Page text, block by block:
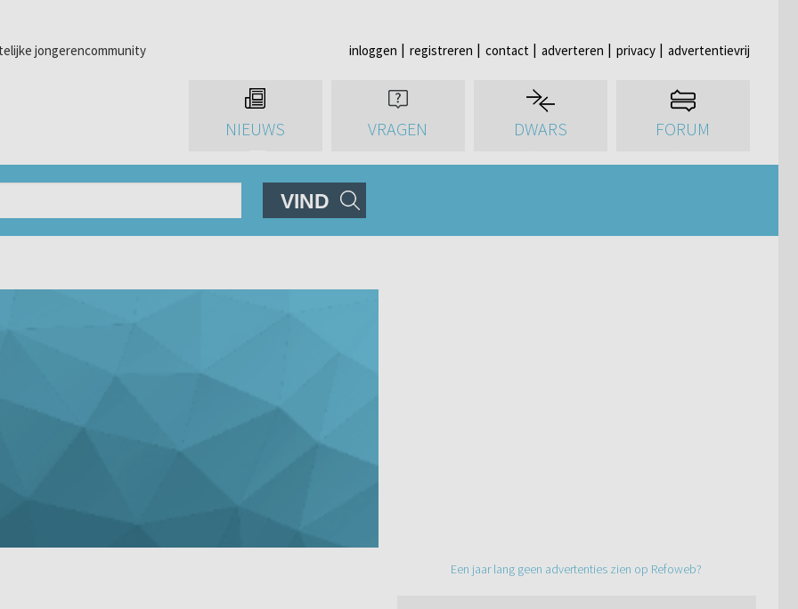
jongerencommunity inloggen registreren contact adverteren privacy advertentievrij
NIEUWS VRAGEN DWARS FORUM
VIND
Een jaar lang geen advertenties zien op Refoweb?